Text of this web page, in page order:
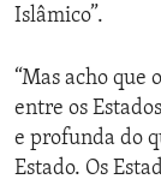
Islâmico”.
“Mas acho que
entre os
e profunda do
Estado. Os